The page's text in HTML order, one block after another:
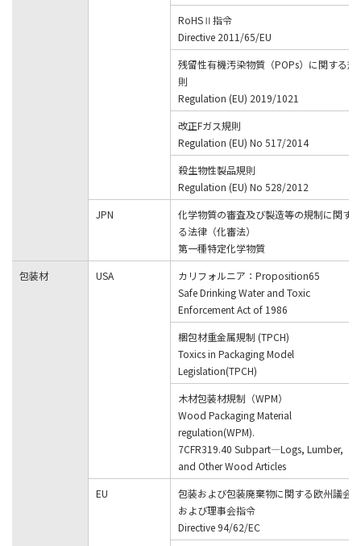
RoHSⅡ指令
Directive 2011/65/EU
残留性有機汚染物質（POPs）に関する規
則
Regulation (EU) 2019/1021
改正Fガス規則
Regulation (EU) No 517/2014
殺生物性製品規則
Regulation (EU) No 528/2012
JPN
化学物質の審査及び製造等の規制に関す
る法律（化審法）
第一種特定化学物質
包装材
USA
カリフォルニア：Proposition65
Safe Drinking Water and Toxic
Enforcement Act of 1986
梱包材重金属規制 (TPCH)
Toxics in Packaging Model
Legislation(TPCH)
木材包装材規制（WPM）
Wood Packaging Material
regulation(WPM).
7CFR319.40 Subpart—Logs, Lumber,
and Other Wood Articles
EU
包装および包装廃棄物に関する欧州議会
および理事会指令
Directive 94/62/EC